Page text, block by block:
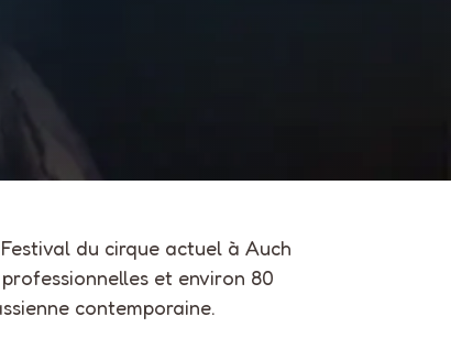
du cirque actuel à Auch
et environ 80
contemporaine.